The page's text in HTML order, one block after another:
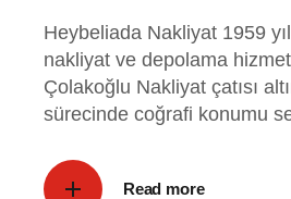
Heybeliada Nakliyat 1959
nakliyat ve depolama hizmeti
Çolakoğlu Nakliyat çatısı
sürecinde coğrafi konumu
Read more